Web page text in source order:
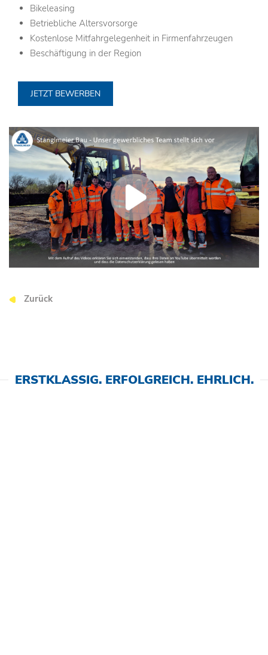
Bikeleasing
Betriebliche Altersvorsorge
Kostenlose Mitfahrgelegenheit in Firmenfahrzeugen
Beschäftigung in der Region
JETZT BEWERBEN
Zurück
ERSTKLASSIG. ERFOLGREICH. EHRLICH.